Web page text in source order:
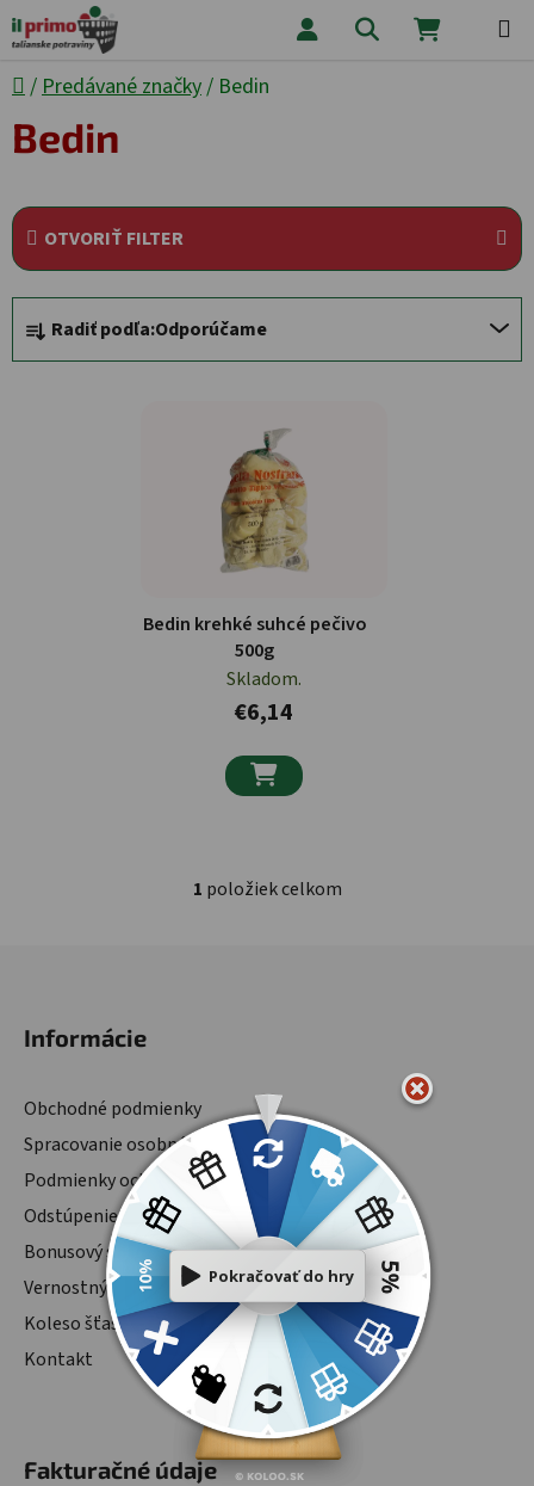
Prejsť na obsah Hľadať
Domov
/ Predávané značky/ Bedin
Bedin
OTVORIŤ FILTER
Radenie produktov
Radiť podľa:Odporúčame
Bedin krehké suhcé pečivo
500g
Skladom.
€6,14

Ovládacie prvky výpisu
1 položiek celkom
Informácie
Obchodné podmienky
Spracovanie osobných údajov
Podmienky ochrany osobných údajov
Odstúpenie od zmluvy
Bonusový systém
Vernostný program
Koleso šťastia
Kontakt
Fakturačné údaje